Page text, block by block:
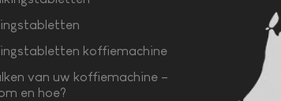
koffiemachine
van uw koffiemachine –
en hoe?